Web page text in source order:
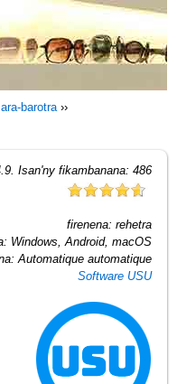
barotra››
. Isan'ny fikambanana: 486
firenena: rehetra
Windows, Android, macOS
Automatique automatique
Software USU